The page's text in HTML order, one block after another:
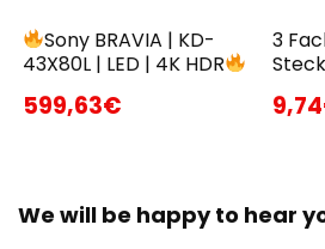
Sony BRAVIA | KD-
43X80L | LED | 4K HDR
599,63€
3
We will be happy to hear